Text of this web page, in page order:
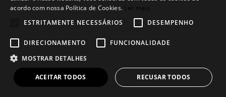
acordo com nossa Política de Cookies. Ler mais
ESTRITAMENTE NECESSÁRIOS
DESEMPENHO
DIRECIONAMENTO
FUNCIONALIDADE
MOSTRAR DETALHES
ACEITAR TODOS RECUSAR TODOS